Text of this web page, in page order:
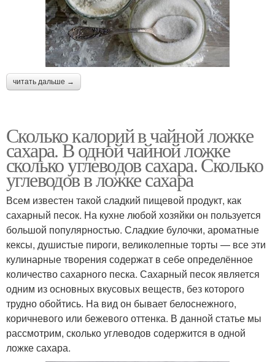
читать дальше →
Сколько калорий в чайной ложке
сахара. В одной чайной ложке
сколько углеводов сахара. Сколько
углеводов в ложке сахара
Всем известен такой сладкий пищевой продукт, как
сахарный песок. На кухне любой хозяйки он пользуется
большой популярностью. Сладкие булочки, ароматные
кексы, душистые пироги, великолепные торты — все эти
кулинарные творения содержат в себе определённое
количество сахарного песка. Сахарный песок является
одним из основных вкусовых веществ, без которого
трудно обойтись. На вид он бывает белоснежного,
коричневого или бежевого оттенка. В данной статье мы
рассмотрим, сколько углеводов содержится в одной
ложке сахара.